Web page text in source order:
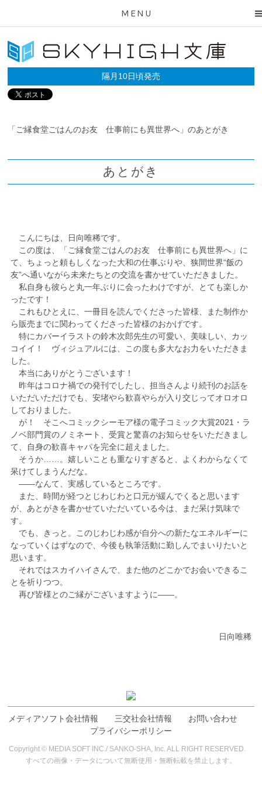
MENU
隔月10日頃発売
「ご縁食堂ごはんのお友 仕事前にも異世界へ」のあとがき
あとがき
こんにちは、日向唯稀です。
この度は、「ご縁食堂ごはんのお友 仕事前にも異世界へ」に
て、ちょっと頼もしくなった大和の仕事ぶりや、狭間世界“飯の
友”へ通いながら未来たちとの交流を書かせていただきました。
私自身も彼らと丸一年ぶりに会ったわけですが、とても楽しか
ったです！
これもひとえに、一冊目を読んでくださった皆様、また制作か
ら販売までに関わってくださった皆様のおかげです。
特にカバーイラストの鈴木次郎先生の可愛い、美味しい、カッ
コイイ！ ヴィジュアルには、この度も多大なお力をいただきま
した。
本当にありがとうございます！
昨年はコロナ禍での発刊でしたし、担当さんより続刊のお話を
いただいただけでも、安堵やら歓喜やらが入り交じってオロオロ
しておりました。
が！ そこへコミックシーモア様の電子コミック大賞2021・ラ
ノベ部門賞のノミネート、受賞と驚喜のお知らせをいただきまし
て、自身の歓喜キャパを完全に超えました。
そうか……。嬉しいことも重なりすぎると、よくわからなくて
呆けてしまうんだな。
――なんて、実感しているところです。
また、時間が経つとじわじわと口元が緩んでくると思います
が、あとがきを書かせていただいている今は、まだ呆け気味で
す。
でも、きっと。このじわじわ感が自分への新たなエネルギーに
なっていくはずなので、今後も執筆活動に勤しんでまいりたいと
思います。
それではスカイハイさんで、また他のどこかでお会いできるこ
とを祈りつつ。
再び皆様とのご縁がございますように――。
日向唯稀
メディアソフト会社情報 三交社会社情報
お問い合わせ
プライバシーポリシー
Copyright © MEDIA SOFT INC./ SANKO-SHA, Inc. ALL RIGHT RESERVED.
すべての画像・データについて無断使用・無断転載を禁止します。